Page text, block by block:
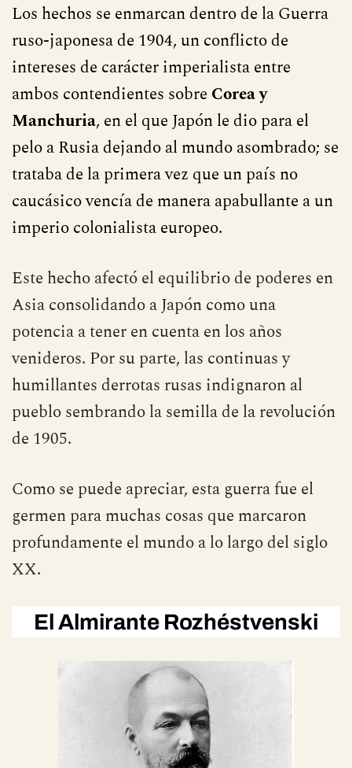
Los hechos se enmarcan dentro de la Guerra
ruso-japonesa de 1904, un conflicto de
intereses de carácter imperialista entre
ambos contendientes sobre Corea y
Manchuria, en el que Japón le dio para el
pelo a Rusia dejando al mundo asombrado; se
trataba de la primera vez que un país no
caucásico vencía de manera apabullante a un
imperio colonialista europeo.
Este hecho afectó el equilibrio de poderes en
Asia consolidando a Japón como una
potencia a tener en cuenta en los años
venideros. Por su parte, las continuas y
humillantes derrotas rusas indignaron al
pueblo sembrando la semilla de la revolución
de 1905.
Como se puede apreciar, esta guerra fue el
germen para muchas cosas que marcaron
profundamente el mundo a lo largo del siglo
XX.
El Almirante Rozhéstvenski